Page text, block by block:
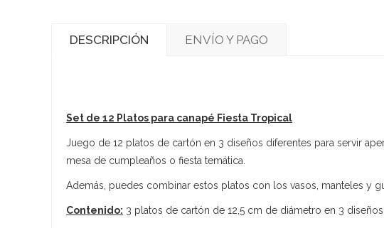
DESCRIPCIÓN ENVÍO Y PAGO
Set de 12 Platos para canapé Fiesta Tropical
Juego de 12 platos de cartón en 3 diseños diferentes para servir
mesa de cumpleaños o fiesta temática.
Además, puedes combinar estos platos con los vasos, manteles y
Contenido: 3 platos de cartón de 12,5 cm de diámetro en 3 diseños